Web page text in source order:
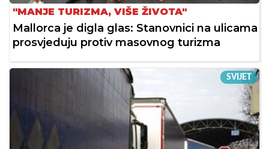
"MANJE TURIZMA, VIŠE ŽIVOTA"
Mallorca je digla glas: Stanovnici na ulicama
prosvjeduju protiv masovnog turizma
SVIJET